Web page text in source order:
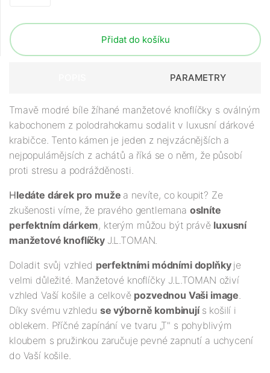
Přidat do košíku
PARAMETRY
Tmavě modré bíle žíhané manžetové knoflíčky s oválným
kabochonem z polodrahokamu sodalit v luxusní dárkové
krabičce. Tento kámen je jeden z nejvzácnějších a
nejpopulárnějsích z achátů a říká se o něm, že působí
proti stresu a podrážděnosti.
Hledáte dárek pro muže a nevíte, co koupit? Ze
zkušenosti víme, že pravého gentlemana oslníte
perfektním dárkem, kterým můžou být právě luxusní
manžetové knoflíčky J.L.TOMAN.
Doladit svůj vzhled perfektními módními doplňky je
velmi důležité. Manžetové knoflíčky J.L.TOMAN oživí
vzhled Vaší košile a celkově pozvednou Vaši image.
Díky svému vzhledu se výborně kombinují s košilí i
oblekem. Příčné zapínání ve tvaru „T" s pohyblivým
kloubem s pružinkou zaručuje pevné zapnutí a uchycení
do Vaší košile.